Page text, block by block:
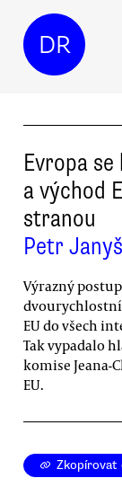
DR
Evropa
a východ
stranou
Petr
Výrazný
EU do všech
Tak vypadalo
komise Jeana-
EU.
Zkopírovat